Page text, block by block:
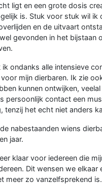
ligt en een grote dosis
is. Stuk voor stuk wil ik
en de uitvaart
gevonden in het
ondanks alle intensieve
mijn dierbaren. Ik zie
kunnen ontwijken,
persoonlijk contact een
tenzij het echt niet anders
nabestaanden wiens
jaar.
klaar voor iedereen die
Dit wensen we
meer zo vanzelfsprekend